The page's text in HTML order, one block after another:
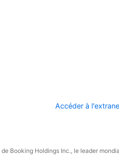
Accéder à
Booking Holdings Inc., le leader